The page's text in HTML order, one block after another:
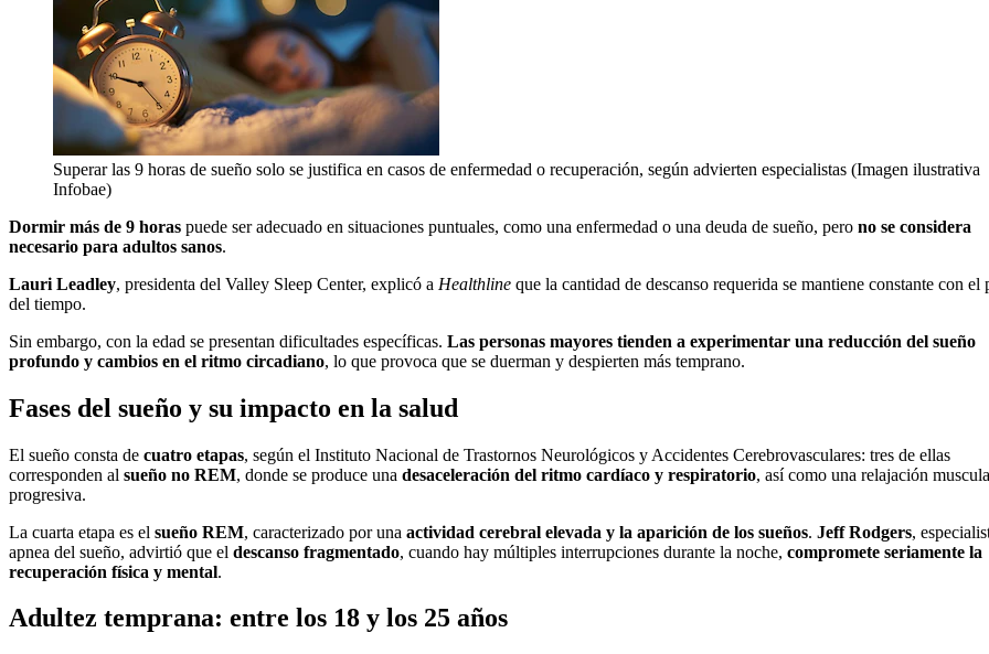
Superar las 9 horas de sueño solo se justifica en casos de enfermedad o recuperación, según advierten especialistas (Imagen ilustrativa
Infobae)
Dormir más de 9 horas puede ser adecuado en situaciones puntuales, como una enfermedad o una deuda de sueño, pero no se considera
necesario para adultos sanos.
Lauri Leadley, presidenta del Valley Sleep Center, explicó a Healthline que la cantidad de descanso requerida se mantiene constante con el
del tiempo.
Sin embargo, con la edad se presentan dificultades específicas. Las personas mayores tienden a experimentar una reducción del sueño
profundo y cambios en el ritmo circadiano, lo que provoca que se duerman y despierten más temprano.
Fases del sueño y su impacto en la salud
El sueño consta de cuatro etapas, según el Instituto Nacional de Trastornos Neurológicos y Accidentes Cerebrovasculares: tres de ellas
corresponden al sueño no REM, donde se produce una desaceleración del ritmo cardíaco y respiratorio, así como una relajación
progresiva.
La cuarta etapa es el sueño REM, caracterizado por una actividad cerebral elevada y la aparición de los sueños. Jeff Rodgers,
apnea del sueño, advirtió que el descanso fragmentado, cuando hay múltiples interrupciones durante la noche, compromete seriamente la
recuperación física y mental.
Adultez temprana: entre los 18 y los 25 años